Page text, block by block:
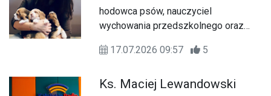
hodowca psów, nauczyciel
wychowania przedszkolnego oraz
17.07.2026 09:57
5
Ks. Maciej Lewandowski